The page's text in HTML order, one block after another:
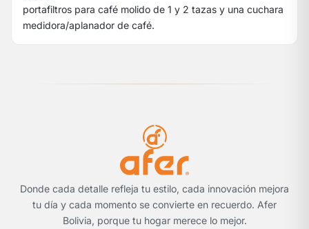
portafiltros para café molido de 1 y 2 tazas y una cuchara
medidora/aplanador de café.
Donde cada detalle refleja tu estilo, cada innovación mejora
tu día y cada momento se convierte en recuerdo. Afer
Bolivia, porque tu hogar merece lo mejor.